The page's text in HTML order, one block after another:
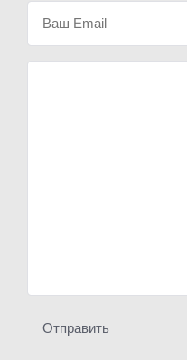
Отправить